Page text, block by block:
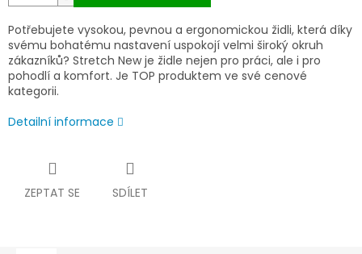
Potřebujete vysokou, pevnou a ergonomickou židli, která díky
svému bohatému nastavení uspokojí velmi široký okruh
zákazníků? Stretch New je židle nejen pro práci, ale i pro
pohodlí a komfort. Je TOP produktem ve své cenové
kategorii.
Detailní informace
ZEPTAT SE SDÍLET